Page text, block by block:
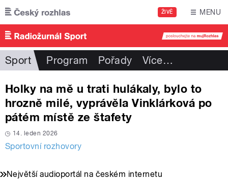
Přejít k hlavnímu obsahu
ŽIVĚ MENU
Sport Program Pořady Více…
Holky na mě u trati hulákaly, bylo to
hrozně milé, vyprávěla Vinklárková po
pátém místě ze štafety
14. leden 2026
Sportovní rozhovory
Největší audioportál na českém internetu